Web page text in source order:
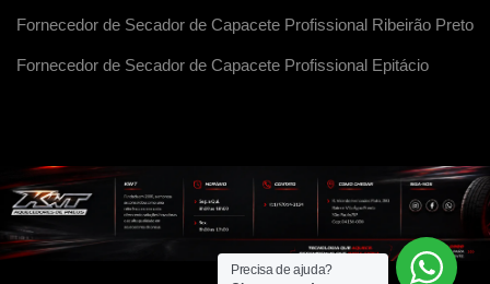
Fornecedor de Secador de Capacete Profissional Ribeirão Preto
Fornecedor de Secador de Capacete Profissional Epitácio
Precisa de ajuda?